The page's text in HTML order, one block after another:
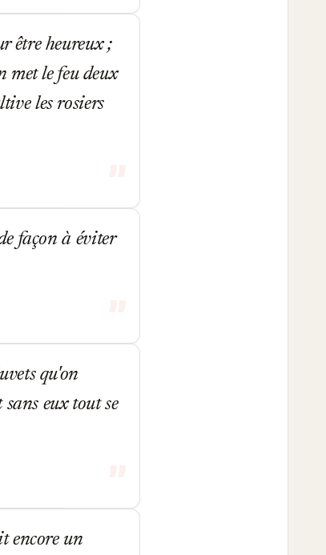
être heureux ;
met le feu deux
les rosiers
façon à éviter
qu'on
eux tout se
encore un